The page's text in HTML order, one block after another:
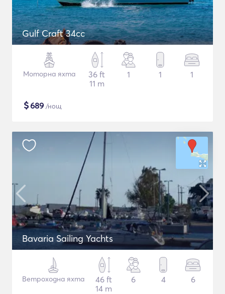
Gulf Craft 34cc
Моторна яхта
36 ft
11 m
1 1 1
$689 /нощ
Bavaria Sailing Yachts
Ветроходна яхта
46 ft
14 m
6 4 6